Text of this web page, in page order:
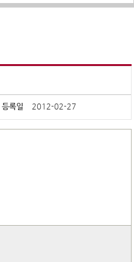
등록일 2012-02-27